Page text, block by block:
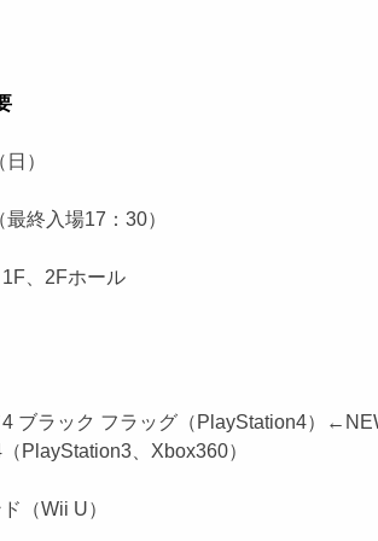
）
終入場17：30）
、2Fホール
ブラック フラッグ（PlayStation4）
PlayStation3、Xbox360）
（Wii U）